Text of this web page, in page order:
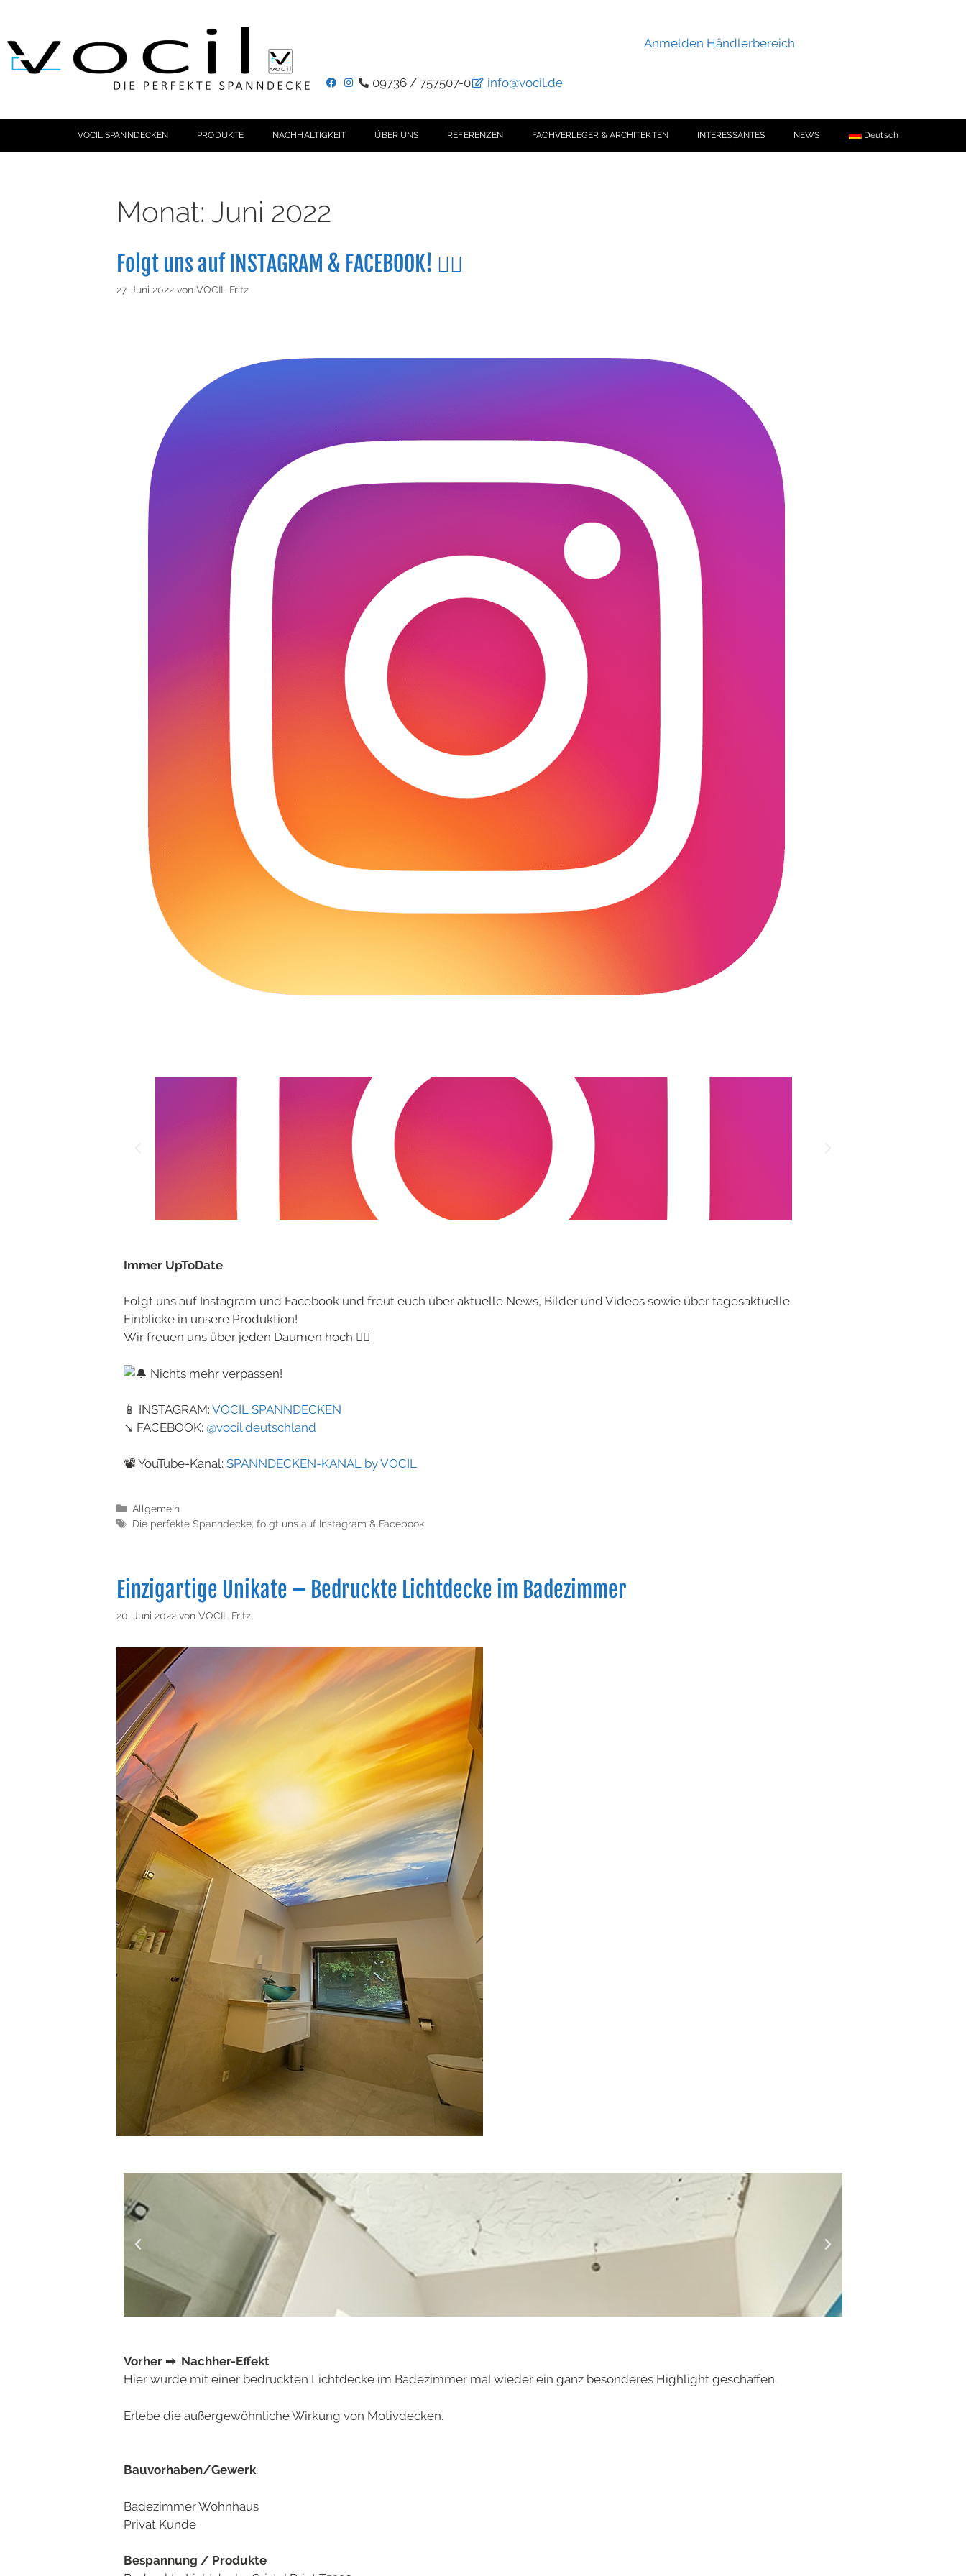
Anmelden Händlerbereich
09736 / 757507-0 info@vocil.de
VOCIL SPANNDECKEN PRODUKTE NACHHALTIGKEIT ÜBER UNS REFERENZEN FACHVERLEGER & ARCHITEKTEN INTERESSANTES NEWS Deutsch
Monat: Juni 2022
Folgt uns auf INSTAGRAM & FACEBOOK! 👈🏻
27. Juni 2022 von VOCIL Fritz
Immer UpToDate
Folgt uns auf Instagram und Facebook und freut euch über aktuelle News, Bilder und Videos sowie über tagesaktuelle
Einblicke in unsere Produktion!
Wir freuen uns über jeden Daumen hoch 👍🏻
Nichts mehr verpassen!
📱 INSTAGRAM: VOCIL SPANNDECKEN
↘️ FACEBOOK: @vocil.deutschland
📽️ YouTube-Kanal: SPANNDECKEN-KANAL by VOCIL
Allgemein
Die perfekte Spanndecke, folgt uns auf Instagram & Facebook
Einzigartige Unikate – Bedruckte Lichtdecke im Badezimmer
20. Juni 2022 von VOCIL Fritz
Vorher ➡Nachher-Effekt
Hier wurde mit einer bedruckten Lichtdecke im Badezimmer mal wieder ein ganz besonderes Highlight geschaffen.
Erlebe die außergewöhnliche Wirkung von Motivdecken.
Bauvorhaben/Gewerk
Badezimmer Wohnhaus
Privat Kunde
Bespannung / Produkte